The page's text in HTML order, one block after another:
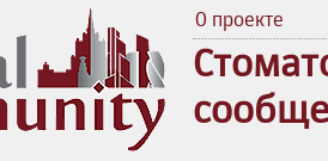
О проекте